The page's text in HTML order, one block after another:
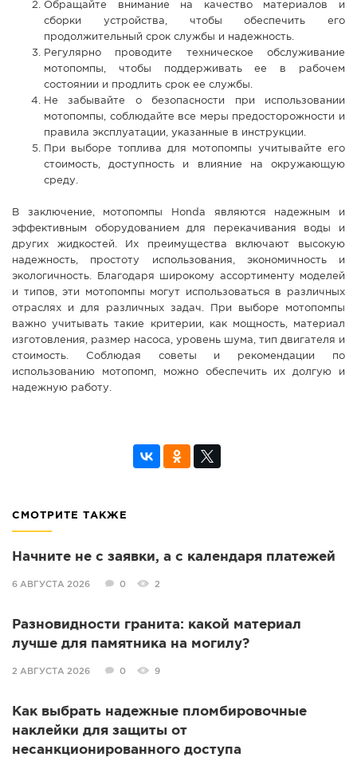
Обращайте внимание на качество материалов и
сборки устройства, чтобы обеспечить его
продолжительный срок службы и надежность.
Регулярно проводите техническое обслуживание
мотопомпы, чтобы поддерживать ее в рабочем
состоянии и продлить срок ее службы.
Не забывайте о безопасности при использовании
мотопомпы, соблюдайте все меры предосторожности и
правила эксплуатации, указанные в инструкции.
При выборе топлива для мотопомпы учитывайте его
стоимость, доступность и влияние на окружающую
среду.
В заключение, мотопомпы Honda являются надежным и
эффективным оборудованием для перекачивания воды и
других жидкостей. Их преимущества включают высокую
надежность, простоту использования, экономичность и
экологичность. Благодаря широкому ассортименту моделей
и типов, эти мотопомпы могут использоваться в различных
отраслях и для различных задач. При выборе мотопомпы
важно учитывать такие критерии, как мощность, материал
изготовления, размер насоса, уровень шума, тип двигателя и
стоимость. Соблюдая советы и рекомендации по
использованию мотопомп, можно обеспечить их долгую и
надежную работу.
СМОТРИТЕ ТАКЖЕ
Начните не с заявки, а с календаря платежей
6 АВГУСТА 2026 0 2
Разновидности гранита: какой материал
лучше для памятника на могилу?
2 АВГУСТА 2026 0 9
Как выбрать надежные пломбировочные
наклейки для защиты от
несанкционированного доступа